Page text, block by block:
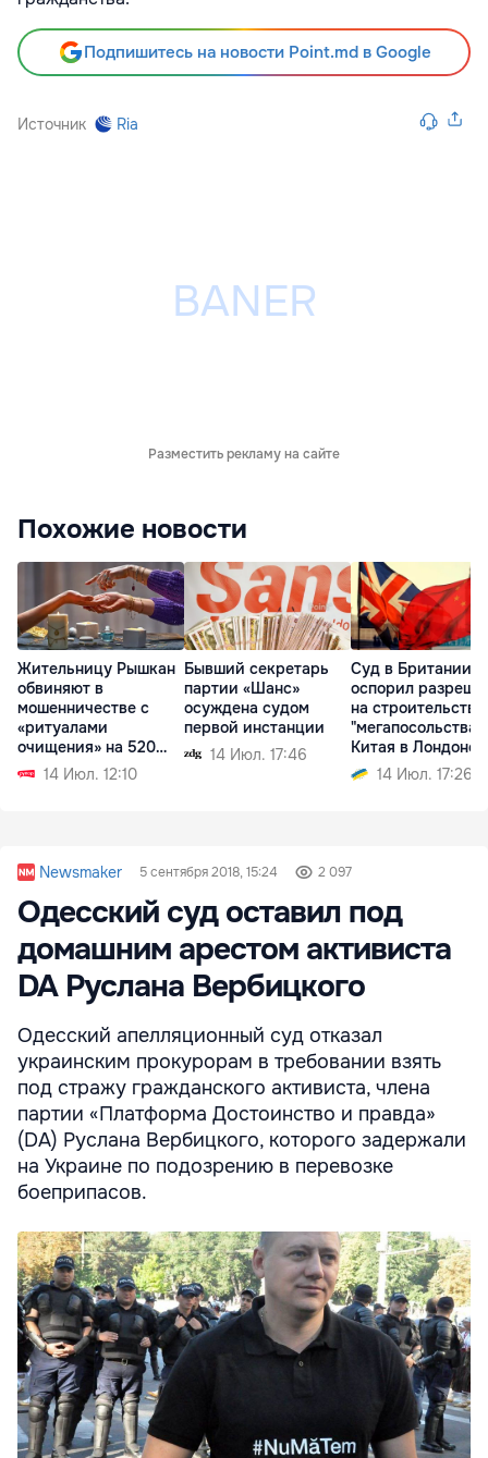
Подпишитесь на новости Point.md в Google
Источник Ria
Разместить рекламу на сайте
Похожие новости
Жительницу Рышкан
обвиняют в
мошенничестве с
«ритуалами
очищения» на 520
тысяч леев
14 Июл. 12:10
Бывший секретарь
партии «Шанс»
осуждена судом
первой инстанции
14 Июл. 17:46
Суд в Британии
оспорил
на строительство
"мегапосольства"
Китая в Лондоне
14 Июл. 17:26
Newsmaker 5 сентября 2018, 15:24 2 097
Одесский суд оставил под
домашним арестом активиста
DA Руслана Вербицкого
Одесский апелляционный суд отказал
украинским прокурорам в требовании взять
под стражу гражданского активиста, члена
партии «Платформа Достоинство и правда»
(DA) Руслана Вербицкого, которого задержали
на Украине по подозрению в перевозке
боеприпасов.